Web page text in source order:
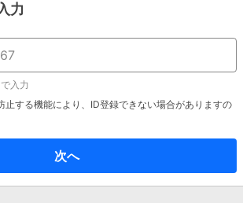
力
入力
止する機能により、ID登録できない場合がありますの
次へ